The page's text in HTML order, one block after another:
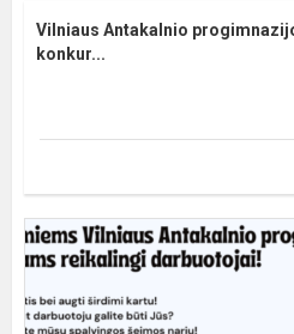
Vilniaus Antakalnio
konkur...